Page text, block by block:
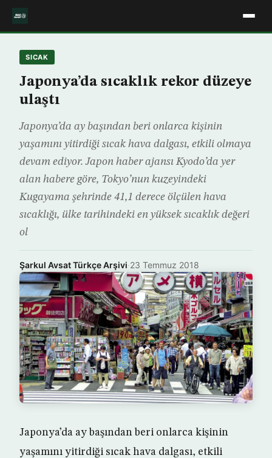
SICAK
Japonya’da sıcaklık rekor düzeye
ulaştı
Japonya’da ay başından beri onlarca kişinin
yaşamını yitirdiği sıcak hava dalgası, etkili olmaya
devam ediyor. Japon haber ajansı Kyodo’da yer
alan habere göre, Tokyo’nun kuzeyindeki
Kugayama şehrinde 41,1 derece ölçülen hava
sıcaklığı, ülke tarihindeki en yüksek sıcaklık değeri
ol
Şarkul Avsat Türkçe Arşivi·23 Temmuz 2018
Japonya’da ay başından beri onlarca kişinin
yaşamını yitirdiği sıcak hava dalgası, etkili